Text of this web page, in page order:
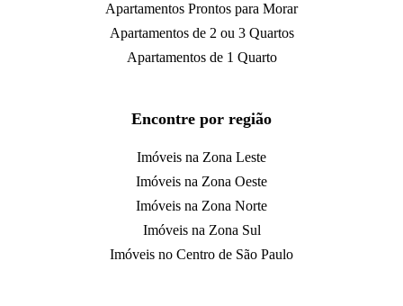
Apartamentos Prontos para Morar
Apartamentos de 2 ou 3 Quartos
Apartamentos de 1 Quarto
Encontre por região
Imóveis na Zona Leste
Imóveis na Zona Oeste
Imóveis na Zona Norte
Imóveis na Zona Sul
Imóveis no Centro de São Paulo